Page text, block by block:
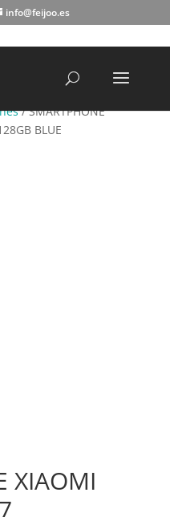
info@feijoo.es
/ SMARTPHONE
BLUE
XIAOMI